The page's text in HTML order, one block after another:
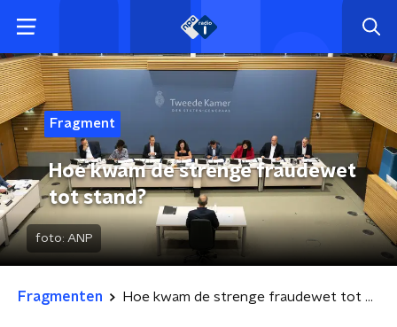
Fragment
Hoe kwam de strenge fraudewet
tot stand?
foto: ANP
Fragmenten Hoe kwam de strenge fraudewet tot stand?